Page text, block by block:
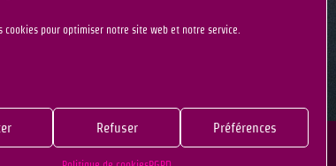
cookies pour optimiser notre site web et notre service.
Refuser Préférences